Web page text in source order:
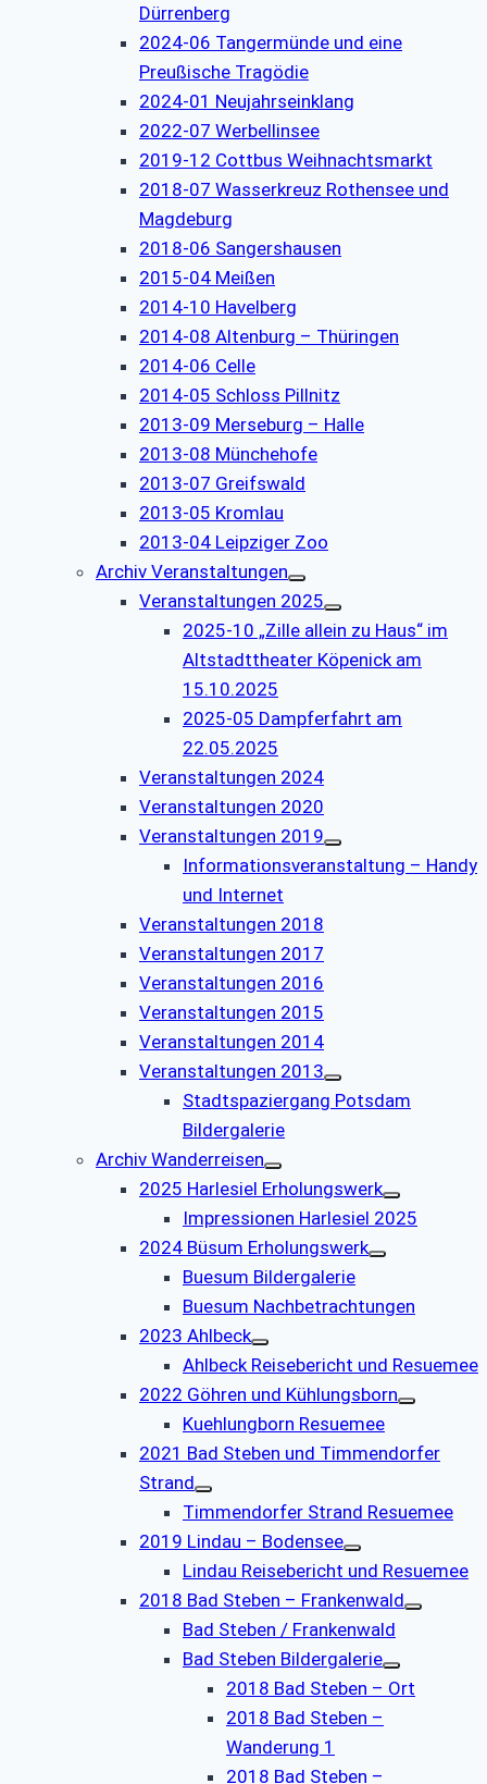
Dürrenberg
2024-06 Tangermünde und eine
Preußische Tragödie
2024-01 Neujahrseinklang
2022-07 Werbellinsee
2019-12 Cottbus Weihnachtsmarkt
2018-07 Wasserkreuz Rothensee und
Magdeburg
2018-06 Sangershausen
2015-04 Meißen
2014-10 Havelberg
2014-08 Altenburg – Thüringen
2014-06 Celle
2014-05 Schloss Pillnitz
2013-09 Merseburg – Halle
2013-08 Münchehofe
2013-07 Greifswald
2013-05 Kromlau
2013-04 Leipziger Zoo
Archiv Veranstaltungen
Veranstaltungen 2025
2025-10 „Zille allein zu Haus“ im
Altstadttheater Köpenick am
15.10.2025
2025-05 Dampferfahrt am
22.05.2025
Veranstaltungen 2024
Veranstaltungen 2020
Veranstaltungen 2019
Informationsveranstaltung – Handy
und Internet
Veranstaltungen 2018
Veranstaltungen 2017
Veranstaltungen 2016
Veranstaltungen 2015
Veranstaltungen 2014
Veranstaltungen 2013
Stadtspaziergang Potsdam
Bildergalerie
Archiv Wanderreisen
2025 Harlesiel Erholungswerk
Impressionen Harlesiel 2025
2024 Büsum Erholungswerk
Buesum Bildergalerie
Buesum Nachbetrachtungen
2023 Ahlbeck
Ahlbeck Reisebericht und Resuemee
2022 Göhren und Kühlungsborn
Kuehlungborn Resuemee
2021 Bad Steben und Timmendorfer
Strand
Timmendorfer Strand Resuemee
2019 Lindau – Bodensee
Lindau Reisebericht und Resuemee
2018 Bad Steben – Frankenwald
Bad Steben / Frankenwald
Bad Steben Bildergalerie
2018 Bad Steben – Ort
2018 Bad Steben –
Wanderung 1
2018 Bad Steben –